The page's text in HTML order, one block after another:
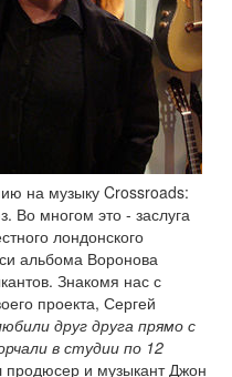
на музыку Crossroads:
Во многом это - заслуга
лондонского
альбома Воронова
Знакомя нас с
проекта, Сергей
друг друга прямо с
в студии по 12
и музыкант Джон